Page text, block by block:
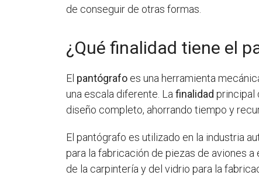
de conseguir de otras formas.
¿Qué finalidad tiene el
El pantógrafo es una herramienta
una escala diferente. Lafinalidad principal
diseño completo, ahorrando tiempo y
El pantógrafo es utilizado en la industria
para la fabricación de piezas de aviones
de la carpintería y del vidrio para la